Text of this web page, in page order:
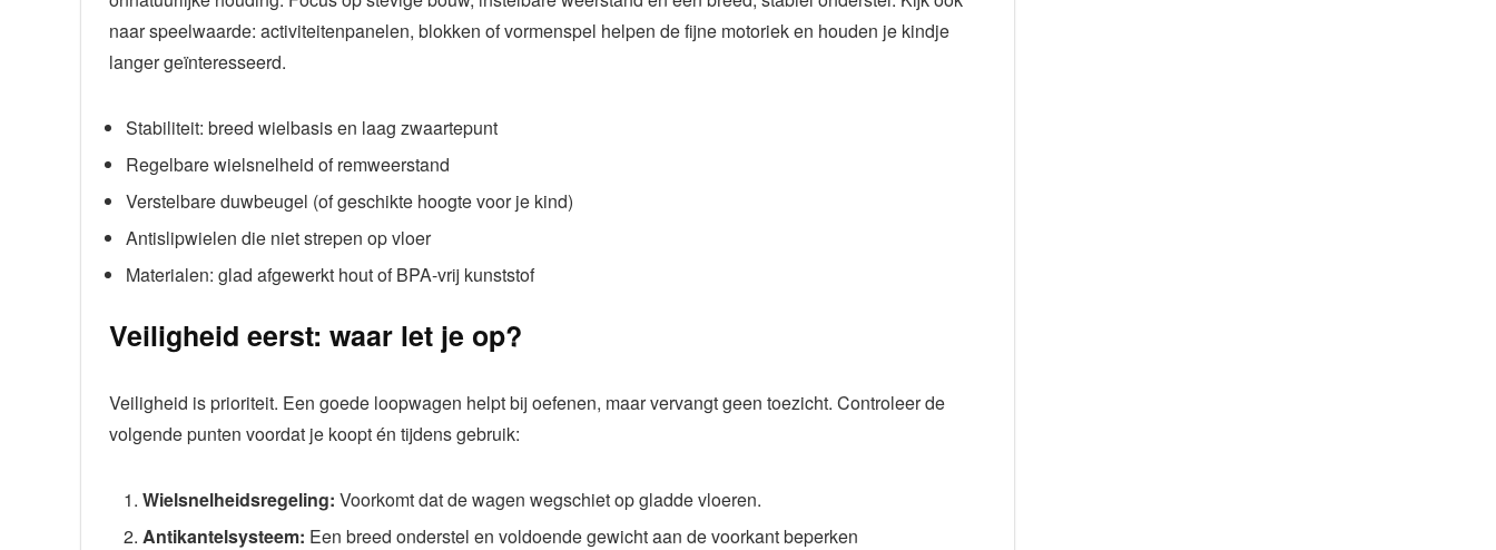
naar speelwaarde: activiteitenpanelen, blokken of vormenspel helpen de fijne motoriek en houden je kindje
langer geïnteresseerd.
Stabiliteit: breed wielbasis en laag zwaartepunt
Regelbare wielsnelheid of remweerstand
Verstelbare duwbeugel (of geschikte hoogte voor je kind)
Antislipwielen die niet strepen op vloer
Materialen: glad afgewerkt hout of BPA-vrij kunststof
Veiligheid eerst: waar let je op?
Veiligheid is prioriteit. Een goede loopwagen helpt bij oefenen, maar vervangt geen toezicht. Controleer de
volgende punten voordat je koopt én tijdens gebruik:
Wielsnelheidsregeling: Voorkomt dat de wagen wegschiet op gladde vloeren.
Antikantelsysteem: Een breed onderstel en voldoende gewicht aan de voorkant beperken